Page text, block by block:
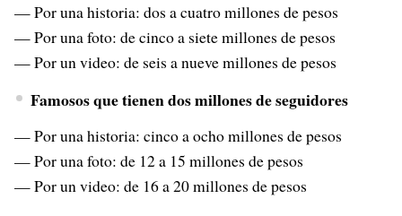
— Por una historia: dos a cuatro millones de pesos
— Por una foto: de cinco a siete millones de pesos
— Por un video: de seis a nueve millones de pesos
Famosos que tienen dos millones de seguidores
— Por una historia: cinco a ocho millones de pesos
— Por una foto: de 12 a 15 millones de pesos
— Por un video: de 16 a 20 millones de pesos